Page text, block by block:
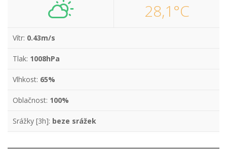
28,1°C
Vítr: 0.43m/s
Tlak: 1008hPa
Vlhkost: 65%
Oblačnost: 100%
Srážky [3h]: beze srážek